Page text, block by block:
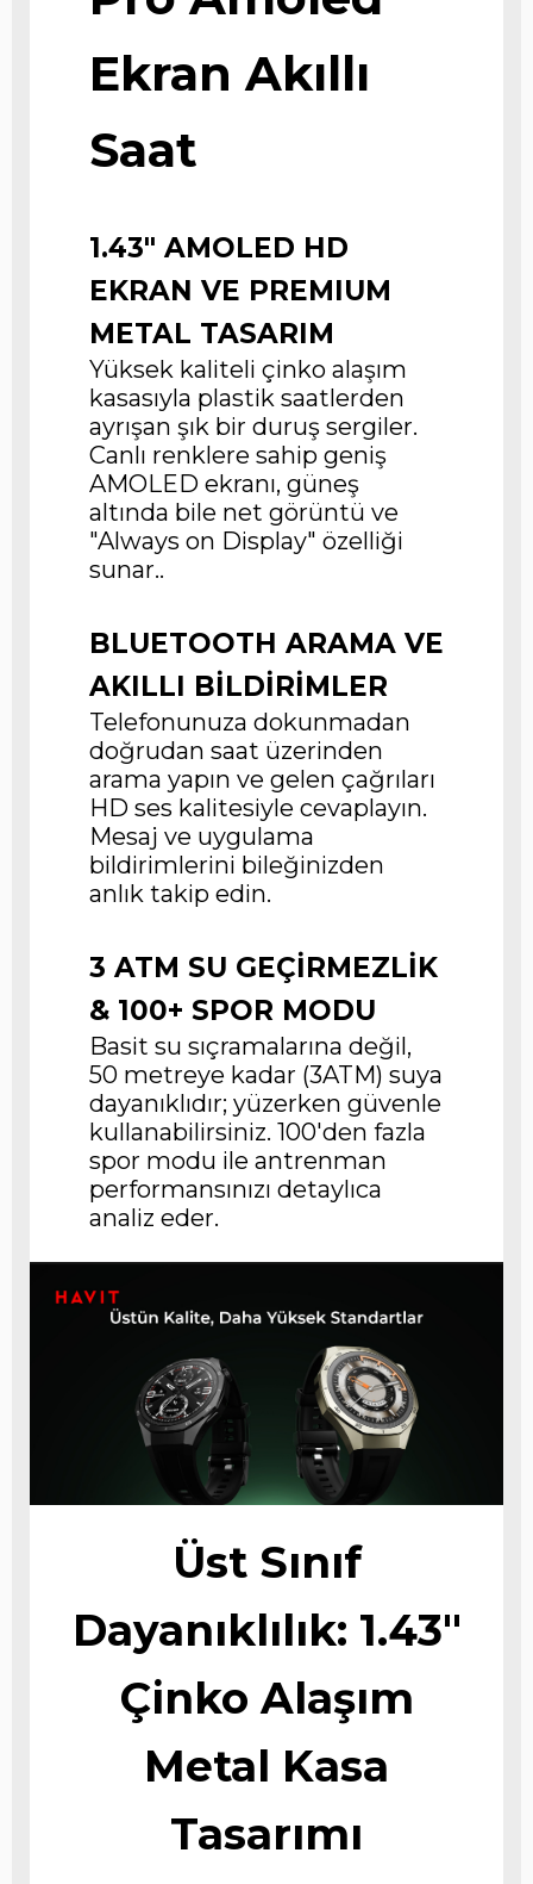
Ekran Akıllı
Saat
1.43" AMOLED HD
EKRAN VE PREMIUM
METAL TASARIM
Yüksek kaliteli çinko alaşım
kasasıyla plastik saatlerden
ayrışan şık bir duruş sergiler.
Canlı renklere sahip geniş
AMOLED ekranı, güneş
altında bile net görüntü ve
"Always on Display" özelliği
sunar..
BLUETOOTH ARAMA VE
AKILLI BİLDİRİMLER
Telefonunuza dokunmadan
doğrudan saat üzerinden
arama yapın ve gelen çağrıları
HD ses kalitesiyle cevaplayın.
Mesaj ve uygulama
bildirimlerini bileğinizden
anlık takip edin.
3 ATM SU GEÇİRMEZLİK
& 100+ SPOR MODU
Basit su sıçramalarına değil,
50 metreye kadar (3ATM) suya
dayanıklıdır; yüzerken güvenle
kullanabilirsiniz. 100'den fazla
spor modu ile antrenman
performansınızı detaylıca
analiz eder.
Üst Sınıf
Dayanıklılık: 1.43"
Çinko Alaşım
Metal Kasa
Tasarımı